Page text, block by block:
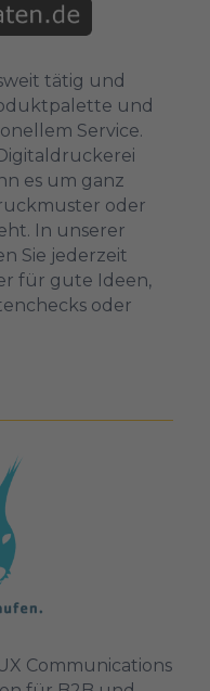
tätig und
und
Service.
es um ganz
oder
In unserer
Sie jederzeit
für gute Ideen,
oder
Communications